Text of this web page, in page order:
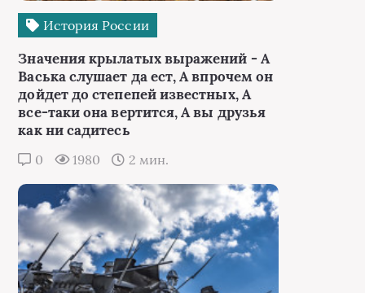
История России
Значения крылатых выражений - А
Васька слушает да ест, А впрочем он
дойдет до степепей известных, А
все-таки она вертится, А вы друзья
как ни садитесь
0 1980 2 мин.